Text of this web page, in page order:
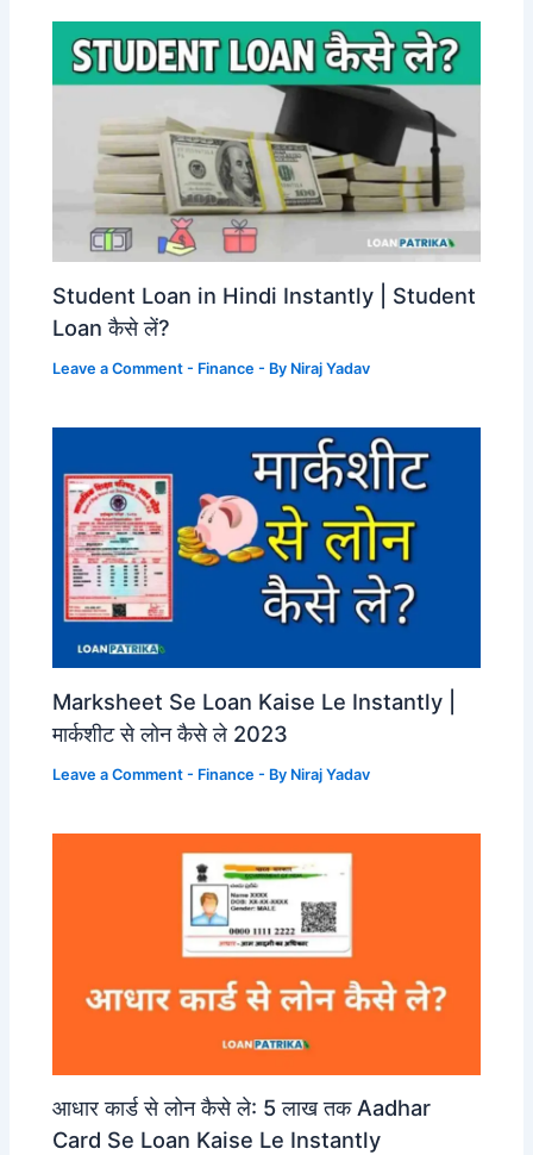
Student Loan in Hindi Instantly | Student
Loan कैसे लें?
Leave a Comment - Finance - By Niraj Yadav
Marksheet Se Loan Kaise Le Instantly |
मार्कशीट से लोन कैसे ले 2023
Leave a Comment - Finance - By Niraj Yadav
आधार कार्ड से लोन कैसे ले: 5 लाख तक Aadhar
Card Se Loan Kaise Le Instantly